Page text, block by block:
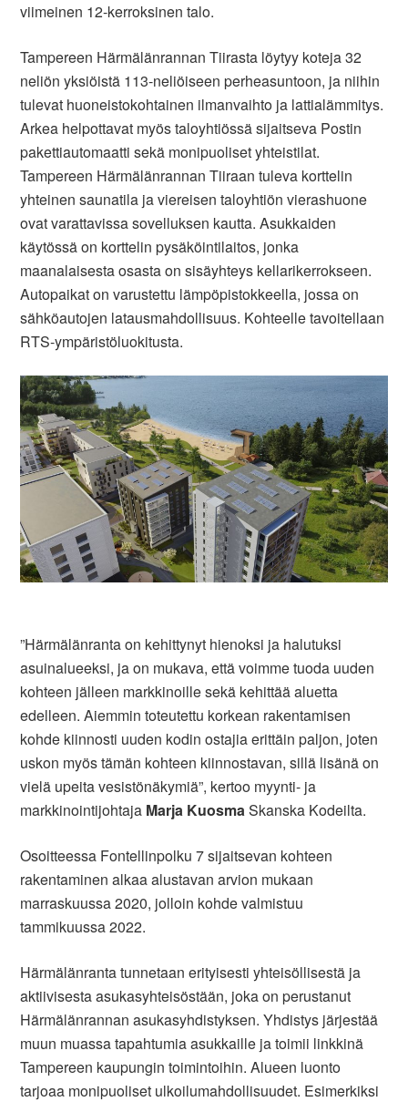
viimeinen 12-kerroksinen talo.
Tampereen Härmälänrannan Tiirasta löytyy koteja 32
neliön yksiöistä 113-neliöiseen perheasuntoon, ja niihin
tulevat huoneistokohtainen ilmanvaihto ja lattialämmitys.
Arkea helpottavat myös taloyhtiössä sijaitseva Postin
pakettiautomaatti sekä monipuoliset yhteistilat.
Tampereen Härmälänrannan Tiiraan tuleva korttelin
yhteinen saunatila ja viereisen taloyhtiön vierashuone
ovat varattavissa sovelluksen kautta. Asukkaiden
käytössä on korttelin pysäköintilaitos, jonka
maanalaisesta osasta on sisäyhteys kellarikerrokseen.
Autopaikat on varustettu lämpöpistokkeella, jossa on
sähköautojen latausmahdollisuus. Kohteelle tavoitellaan
RTS-ympäristöluokitusta.
”Härmälänranta on kehittynyt hienoksi ja halutuksi
asuinalueeksi, ja on mukava, että voimme tuoda uuden
kohteen jälleen markkinoille sekä kehittää aluetta
edelleen. Aiemmin toteutettu korkean rakentamisen
kohde kiinnosti uuden kodin ostajia erittäin paljon, joten
uskon myös tämän kohteen kiinnostavan, sillä lisänä on
vielä upeita vesistönäkymiä”, kertoo myynti- ja
markkinointijohtaja Marja KuosmaSkanska Kodeilta.
Osoitteessa Fontellinpolku 7 sijaitsevan kohteen
rakentaminen alkaa alustavan arvion mukaan
marraskuussa 2020, jolloin kohde valmistuu
tammikuussa 2022.
Härmälänranta tunnetaan erityisesti yhteisöllisestä ja
aktiivisesta asukasyhteisöstään, joka on perustanut
Härmälänrannan asukasyhdistyksen. Yhdistys järjestää
muun muassa tapahtumia asukkaille ja toimii linkkinä
Tampereen kaupungin toimintoihin. Alueen luonto
tarjoaa monipuoliset ulkoilumahdollisuudet. Esimerkiksi